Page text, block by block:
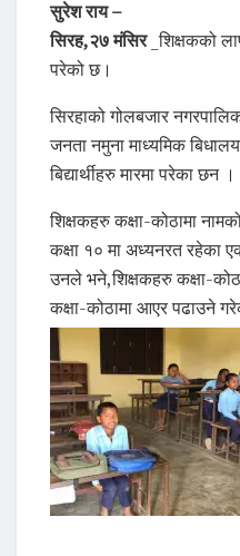
सुरेश राय –
सिरह,२७ मंसिर_शिक्षकको
परेको छ।
सिरहाको गोलबजार
जनता नमुना माध्यमिक
बिद्यार्थीहरु मारमा परेका छन ।
शिक्षकहरु कक्षा-कोठामा
कक्षा १० मा अध्यनरत रहेका
उनले भने,शिक्षकहरु कक्षा-
कक्षा-कोठामा आएर पढाउने